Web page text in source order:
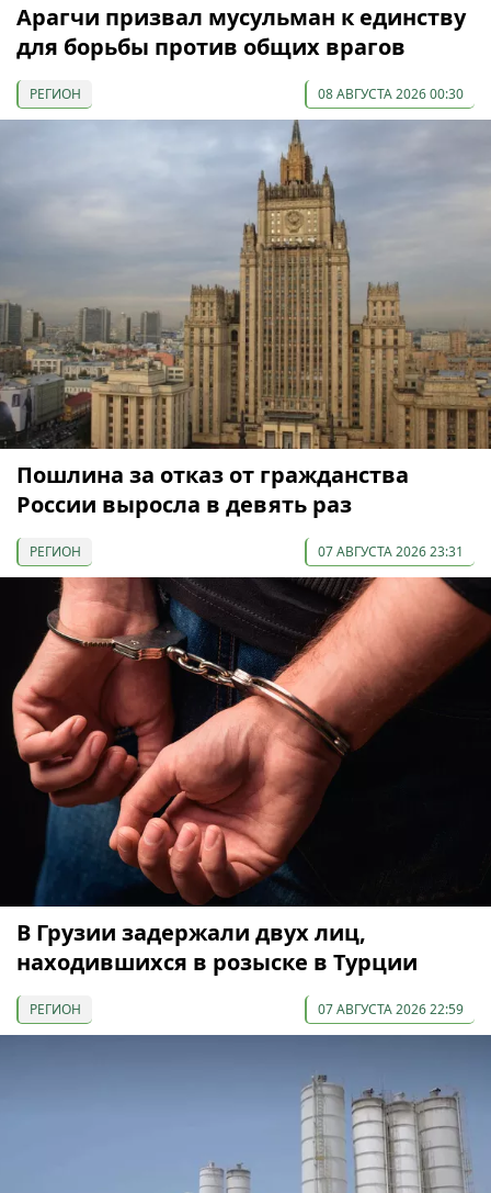
Арагчи призвал мусульман к единству
для борьбы против общих врагов
РЕГИОН 08 АВГУСТА 2026 00:30
Пошлина за отказ от гражданства
России выросла в девять раз
РЕГИОН 07 АВГУСТА 2026 23:31
В Грузии задержали двух лиц,
находившихся в розыске в Турции
РЕГИОН 07 АВГУСТА 2026 22:59